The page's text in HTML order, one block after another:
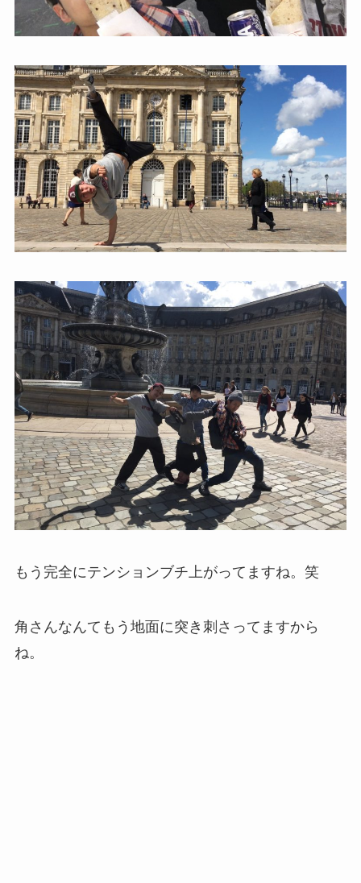
もう完全にテンションブチ上がってますね。笑
角さんなんてもう地面に突き刺さってますから
ね。